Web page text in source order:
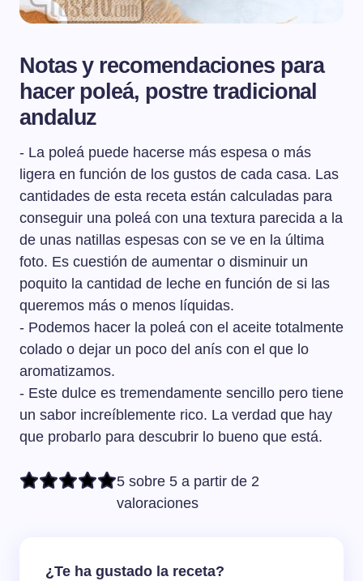
Notas y recomendaciones para
hacer poleá, postre tradicional
andaluz
- La poleá puede hacerse más espesa o más
ligera en función de los gustos de cada casa. Las
cantidades de esta receta están calculadas para
conseguir una poleá con una textura parecida a la
de unas natillas espesas con se ve en la última
foto. Es cuestión de aumentar o disminuir un
poquito la cantidad de leche en función de si las
queremos más o menos líquidas.
- Podemos hacer la poleá con el aceite totalmente
colado o dejar un poco del anís con el que lo
aromatizamos.
- Este dulce es tremendamente sencillo pero tiene
un sabor increíblemente rico. La verdad que hay
que probarlo para descubrir lo bueno que está.
5 sobre 5 a partir de 2
valoraciones
¿Te ha gustado la receta?